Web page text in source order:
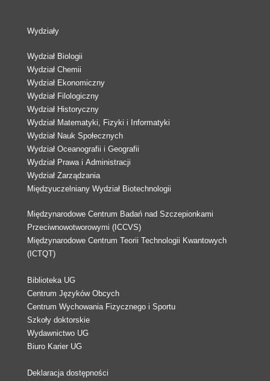
Wydziały
Wydział Biologii
Wydział Chemii
Wydział Ekonomiczny
Wydział Filologiczny
Wydział Historyczny
Wydział Matematyki, Fizyki i Informatyki
Wydział Nauk Społecznych
Wydział Oceanografii i Geografii
Wydział Prawa i Administracji
Wydział Zarządzania
Międzyuczelniany Wydział Biotechnologii
Międzynarodowe Centrum Badań nad Szczepionkami
Przeciwnowotworowymi (ICCVS)
Międzynarodowe Centrum Teorii Technologii Kwantowych
(ICTQT)
Biblioteka UG
Centrum Języków Obcych
Centrum Wychowania Fizycznego i Sportu
Szkoły doktorskie
Wydawnictwo UG
Biuro Karier UG
Deklaracja dostępności